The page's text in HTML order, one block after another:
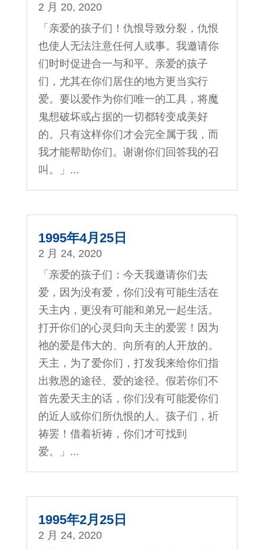
2 月 20, 2020
「亲爱的孩子们！仇恨导致分裂，仇恨
也使人无法注意任何人或事。我邀请你
们时时促进合一与和平。亲爱的孩子
们，尤其在你们居住的地方更当实行
爱。要以爱作为你们唯一的工具，将魔
鬼想破坏或占据的一切都转变成美好
的。只有这样你们才会完全属于我，而
我才能帮助你们。谢谢你们回答我的召
叫。」...
1995年4月25日
2 月 24, 2020
「亲爱的孩子们：今天我邀请你们去
爱，因为没有爱，你们没有可能生活在
天主内，更没有可能和弟兄一起生活。
打开你们的心灵归向天主的爱罢！因为
祂的爱是伟大的、向所有的人开放的。
天主，为了爱你们，打发我来给你们指
出救恩的途径、爱的途径。假若你们不
首先爱天主的话，你们没有可能爱你们
的近人或你们所仇恨的人。孩子们，祈
祷罢！借着祈祷，你们才可找到
爱。」...
1995年2月25日
2 月 24, 2020